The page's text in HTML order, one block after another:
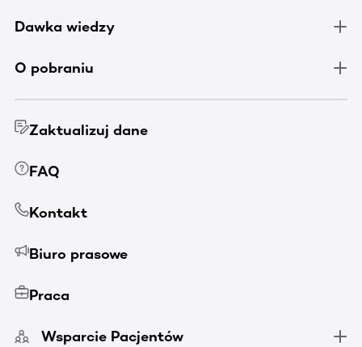
Dawka wiedzy
O pobraniu
Zaktualizuj dane
FAQ
Kontakt
Biuro prasowe
Praca
Wsparcie Pacjentów